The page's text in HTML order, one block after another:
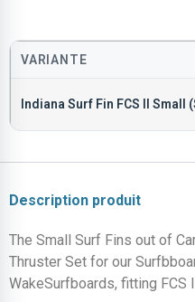
VARIANTE
Indiana Surf Fin FCS II Small
Description produit
The Small Surf Fins out of
Thruster Set for our
WakeSurfboards, fitting FCS